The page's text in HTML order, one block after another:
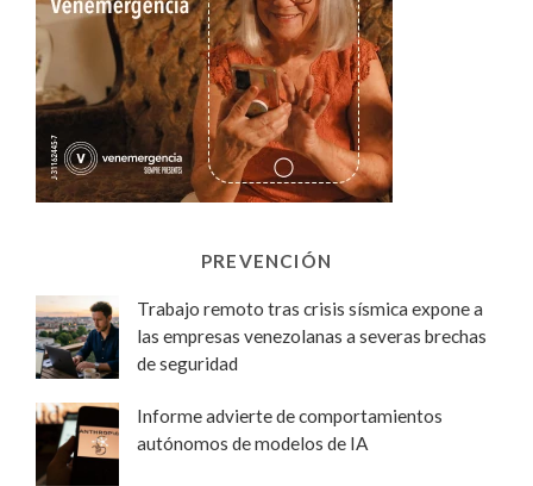
PREVENCIÓN
Trabajo remoto tras crisis sísmica expone a
las empresas venezolanas a severas brechas
de seguridad
Informe advierte de comportamientos
autónomos de modelos de IA